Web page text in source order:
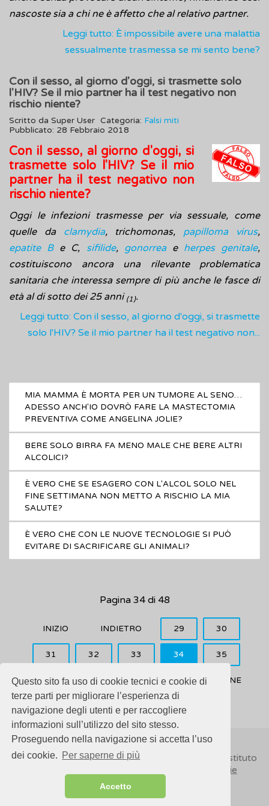
Questo sito fa uso di cookie tecnici e cookie di
terze parti per migliorare l’esperienza di
navigazione degli utenti e per raccogliere
informazioni sull’utilizzo del sito stesso.
Proseguendo nella navigazione si accetta l’uso
dei cookie. Per saperne di più
Accetto
nascoste sia a chi ne è affetto che al relativo partner.
Leggi tutto: È impossibile avere una malattia
sessualmente trasmessa se mi sento bene?
Con il sesso, al giorno d'oggi, si trasmette solo
l'HIV? Se il mio partner ha il test negativo non
rischio niente?
Scritto da Super User Categoria: Falsi miti
Pubblicato: 28 Febbraio 2018
Con il sesso, al giorno d'oggi, si
trasmette solo l'HIV? Se il mio
partner ha il test negativo non
rischio niente?
Oggi le infezioni trasmesse per via sessuale, come
quelle da clamydia, trichomonas, papilloma virus,
epatite Be C, sifilide, gonorreae herpes genitale,
costituiscono ancora una rilevante problematica
sanitaria che interessa sempre di più anche le fasce di
età al di sotto dei 25 anni (1).
Leggi tutto: Con il sesso, al giorno d'oggi, si trasmette
solo l'HIV? Se il mio partner ha il test negativo non...
MIA MAMMA È MORTA PER UN TUMORE AL SENO…
ADESSO ANCH'IO DOVRÒ FARE LA MASTECTOMIA
PREVENTIVA COME ANGELINA JOLIE?
BERE SOLO BIRRA FA MENO MALE CHE BERE ALTRI
ALCOLICI?
È VERO CHE SE ESAGERO CON L'ALCOL SOLO NEL
FINE SETTIMANA NON METTO A RISCHIO LA MIA
SALUTE?
È VERO CHE CON LE NUOVE TECNOLOGIE SI PUÒ
EVITARE DI SACRIFICARE GLI ANIMALI?
Pagina 34 di 48
INIZIO INDIETRO 29 30
31 32 33 34 35
36 37 38 AVANTI FINE
© 2018ISSalute - Sito sviluppato e gestito dall’Istituto
Cookie